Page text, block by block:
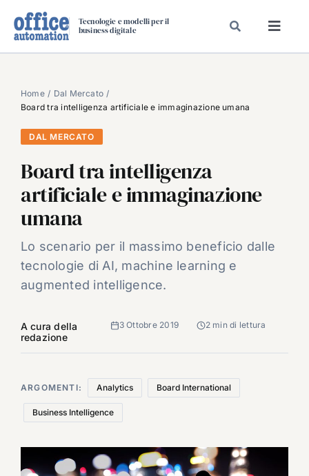
Tecnologie e modelli per il
business digitale
SPECIAL PAPER
TAVOLE ROTONDE DI REDAZIONE
DAL MERCATO
CARRIERE
VIDEO
EVENTI
CHI SIAMO
Home
Dal Mercato
Board tra intelligenza artificiale e immaginazione umana
DAL MERCATO
Board tra intelligenza
artificiale e immaginazione
umana
Lo scenario per il massimo beneficio dalle
tecnologie di AI, machine learning e
augmented intelligence.
A cura della
redazione
3 Ottobre 2019 2 min di lettura
ARGOMENTI: Analytics Board International
Business Intelligence